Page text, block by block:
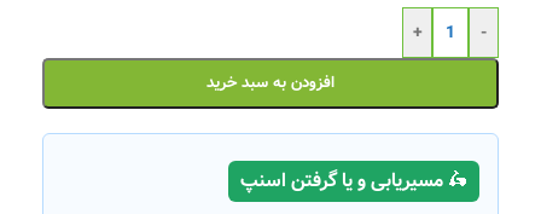
-
+
افزودن به سبد خرید
🛵 مسیریابی و یا گرفتن اسنپ